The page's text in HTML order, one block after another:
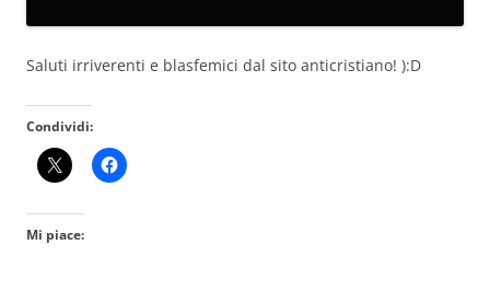
Saluti irriverenti e blasfemici dal sito anticristiano! ):D
Condividi:
Mi piace: